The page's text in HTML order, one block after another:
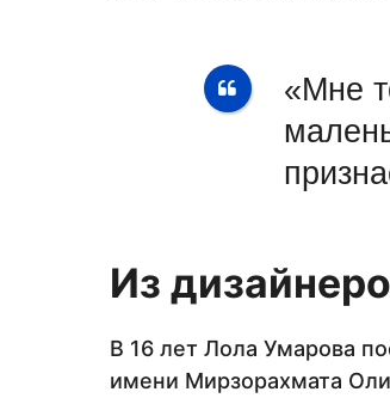
«Мне
Из
В 16 лет Лола Умарова
имени Мирзорахмата